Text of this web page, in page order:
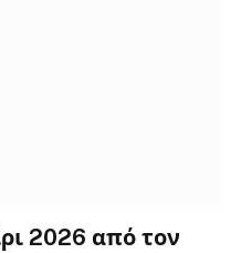
2026 από τον